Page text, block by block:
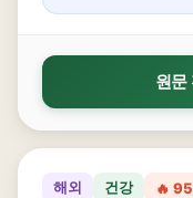
원문
해외 건강 🔥 95